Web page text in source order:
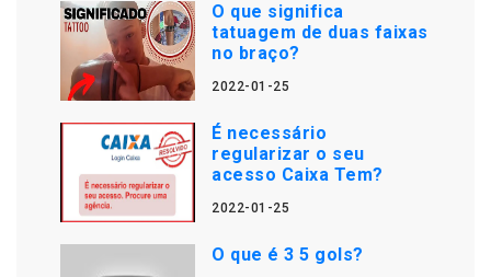
O que significa
tatuagem de duas faixas
no braço?
2022-01-25
É necessário
regularizar o seu
acesso Caixa Tem?
2022-01-25
O que é 3 5 gols?